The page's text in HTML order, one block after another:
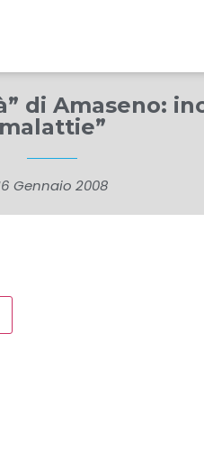
di Amaseno:
malattie”
Gennaio 2008